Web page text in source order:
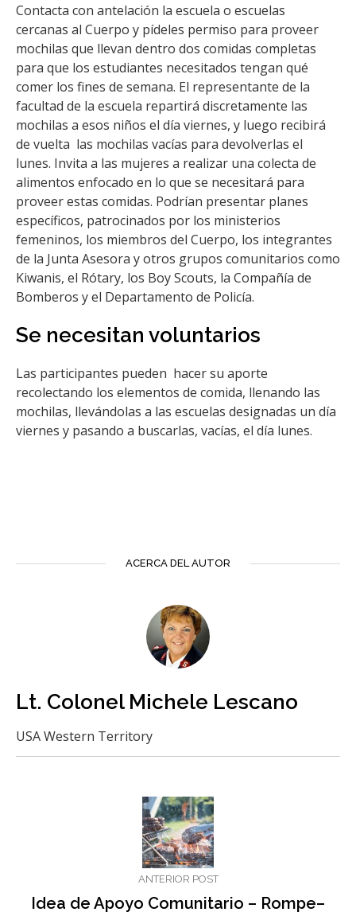
Contacta con antelación la escuela o escuelas
cercanas al Cuerpo y pídeles permiso para proveer
mochilas que llevan dentro dos comidas completas
para que los estudiantes necesitados tengan qué
comer los fines de semana. El representante de la
facultad de la escuela repartirá discretamente las
mochilas a esos niños el día viernes, y luego recibirá
de vuelta las mochilas vacías para devolverlas el
lunes. Invita a las mujeres a realizar una colecta de
alimentos enfocado en lo que se necesitará para
proveer estas comidas. Podrían presentar planes
específicos, patrocinados por los ministerios
femeninos, los miembros del Cuerpo, los integrantes
de la Junta Asesora y otros grupos comunitarios como
Kiwanis, el Rótary, los Boy Scouts, la Compañía de
Bomberos y el Departamento de Policía.
Se necesitan voluntarios
Las participantes pueden hacer su aporte
recolectando los elementos de comida, llenando las
mochilas, llevándolas a las escuelas designadas un día
viernes y pasando a buscarlas, vacías, el día lunes.
ACERCA DEL AUTOR
Lt. Colonel Michele Lescano
USA Western Territory
ANTERIOR POST
Idea de Apoyo Comunitario – Rompe–